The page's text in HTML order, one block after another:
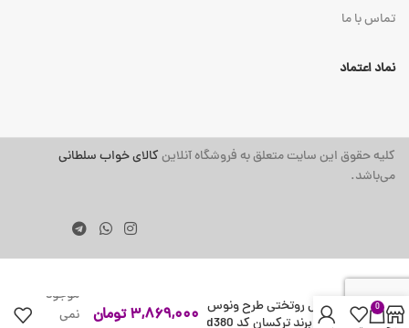
تماس با ما
نماد اعتماد
کلیه حقوق این سایت متعلق به فروشگاه آنلاینکالای خواب سلطانی
می‌باشد.
سرویس روتختی طرح ونوس
دو نفره برند ترکسان کد d380
۳,۸۶۹,۰۰۰ تومان
موجود
نمی
0